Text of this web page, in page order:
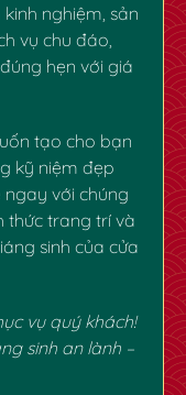
nghiệm, sản
vụ chu đáo,
hẹn với giá
tạo cho bạn
kỹ niệm đẹp
ngay với chúng
thức trang trí và
sinh của cửa
vụ quý khách!
sinh an lành –